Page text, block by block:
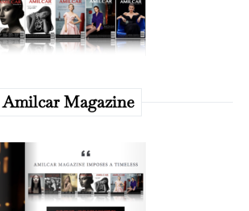
Amilcar Magazine